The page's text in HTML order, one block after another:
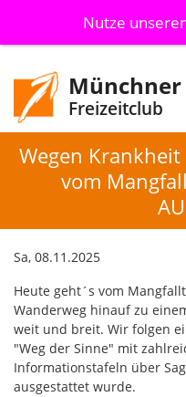
Nutze
Münchner
Freizeitclub
Wegen
vom
Sa, 08.11.2025
Heute geht´s vom
Wanderweg hinauf zu
weit und breit. Wir folgen
"Weg der Sinne" mit
Informationstafeln über
ausgestattet wurde.